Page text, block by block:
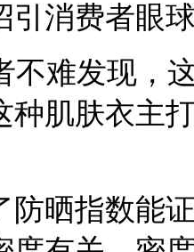
引消费者眼
难发现，
肌肤衣主
防晒指数能